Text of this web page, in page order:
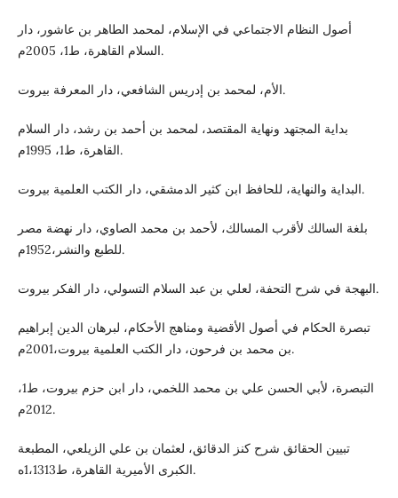
أصول النظام الاجتماعي في الإسلام، لمحمد الطاهر بن عاشور، دار
السلام القاهرة، ط1، 2005م.
الأم، لمحمد بن إدريس الشافعي، دار المعرفة بيروت.
بداية المجتهد ونهاية المقتصد، لمحمد بن أحمد بن رشد، دار السلام
القاهرة، ط1، 1995م.
البداية والنهاية، للحافظ ابن كثير الدمشقي، دار الكتب العلمية بيروت.
بلغة السالك لأقرب المسالك، لأحمد بن محمد الصاوي، دار نهضة مصر
للطبع والنشر،1952م.
البهجة في شرح التحفة، لعلي بن عبد السلام التسولي، دار الفكر بيروت.
تبصرة الحكام في أصول الأقضية ومناهج الأحكام، لبرهان الدين إبراهيم
بن محمد بن فرحون، دار الكتب العلمية بيروت،2001م.
التبصرة، لأبي الحسن علي بن محمد اللخمي، دار ابن حزم بيروت، ط1،
2012م.
تبيين الحقائق شرح كنز الدقائق، لعثمان بن علي الزيلعي، المطبعة
الكبرى الأميرية القاهرة، ط1،1313ه.